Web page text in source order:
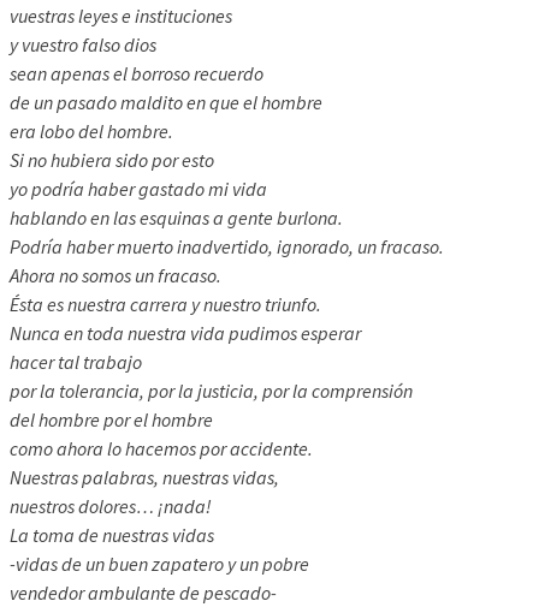
vuestras leyes e instituciones
y vuestro falso dios
sean apenas el borroso recuerdo
de un pasado maldito en que el hombre
era lobo del hombre.
Si no hubiera sido por esto
yo podría haber gastado mi vida
hablando en las esquinas a gente burlona.
Podría haber muerto inadvertido, ignorado, un fracaso.
Ahora no somos un fracaso.
Ésta es nuestra carrera y nuestro triunfo.
Nunca en toda nuestra vida pudimos esperar
hacer tal trabajo
por la tolerancia, por la justicia, por la comprensión
del hombre por el hombre
como ahora lo hacemos por accidente.
Nuestras palabras, nuestras vidas,
nuestros dolores… ¡nada!
La toma de nuestras vidas
-vidas de un buen zapatero y un pobre
vendedor ambulante de pescado-